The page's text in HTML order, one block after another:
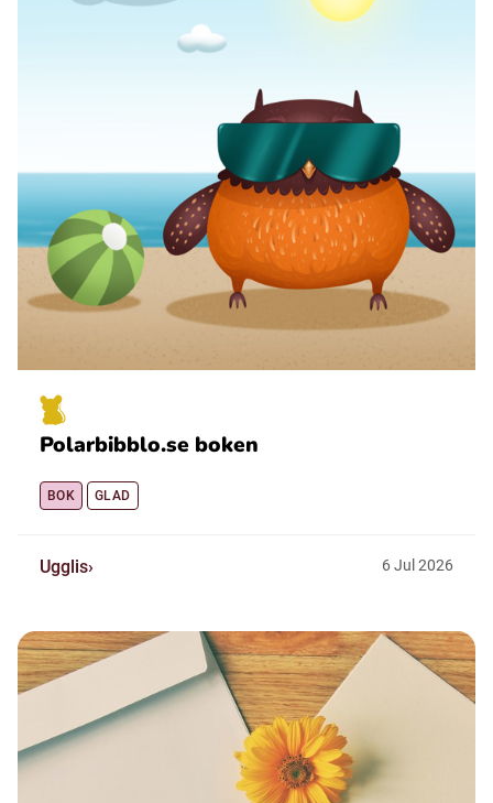
Polarbibblo.se boken
BOK GLAD
Ugglis 6Jul 2026